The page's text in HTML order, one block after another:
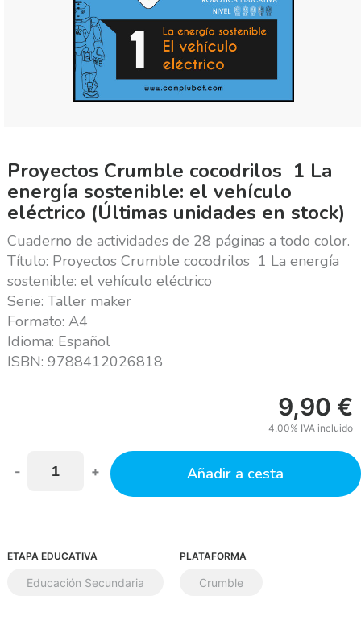
Proyectos Crumble cocodrilos  1 La
energía sostenible: el vehículo
eléctrico (Últimas unidades en stock)
Cuaderno de actividades de 28 páginas a todo color.
Título: Proyectos Crumble cocodrilos  1 La energía
sostenible: el vehículo eléctrico
Serie: Taller maker
Formato: A4
Idioma: Español
ISBN: 9788412026818
9,90 €
4.00% IVA incluido
- + Añadir a cesta
ETAPA EDUCATIVA
Educación Secundaria
PLATAFORMA
Crumble